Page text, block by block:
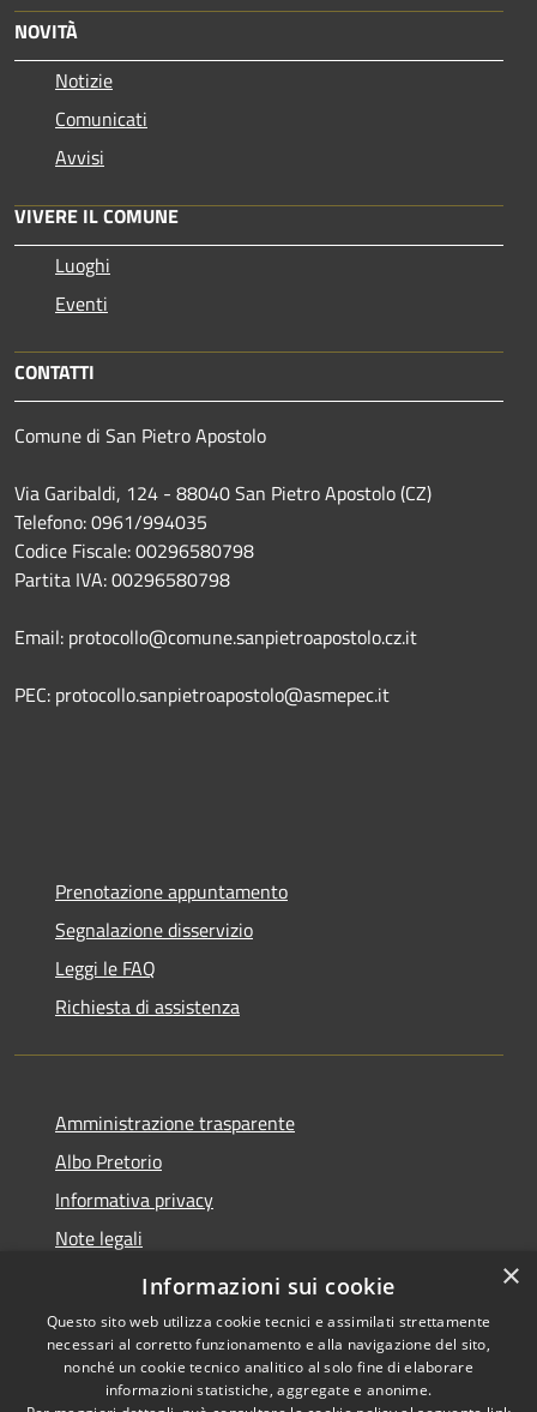
NOVITÀ
Notizie
Comunicati
Avvisi
VIVERE IL COMUNE
Luoghi
Eventi
CONTATTI
Comune di San Pietro Apostolo
Via Garibaldi, 124 - 88040 San Pietro Apostolo (CZ)
Telefono: 0961/994035
Codice Fiscale: 00296580798
Partita IVA: 00296580798
Email: protocollo@comune.sanpietroapostolo.cz.it
PEC: protocollo.sanpietroapostolo@asmepec.it
Prenotazione appuntamento
Segnalazione disservizio
Leggi le FAQ
Richiesta di assistenza
Amministrazione trasparente
Albo Pretorio
Informativa privacy
Note legali
Dichiarazione di accessibilità
Copyright © 2026 • Comune di
×
Informazioni sui cookie
Questo sito web utilizza cookie tecnici e assimilati strettamente
necessari al corretto funzionamento e alla navigazione del sito,
nonché un cookie tecnico analitico al solo fine di elaborare
informazioni statistiche, aggregate e anonime.